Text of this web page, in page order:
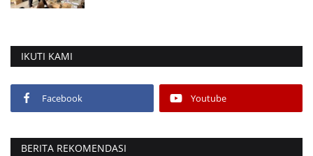
IKUTI KAMI
Facebook Youtube
BERITA REKOMENDASI